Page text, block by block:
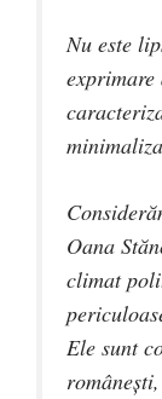
Nu este
exprimare
Oana
climat
Ele sunt